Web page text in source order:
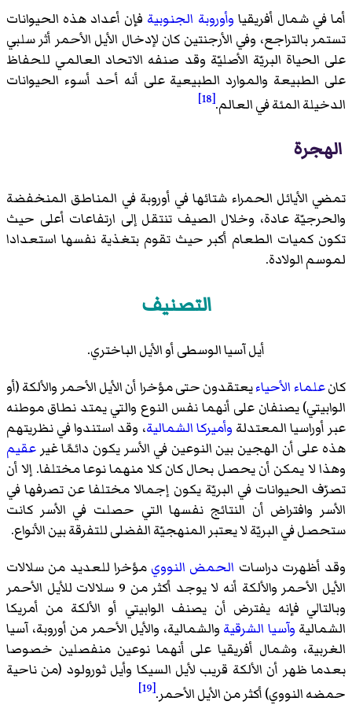
أما في شمال أفريقيا وأوروبة الجنوبية فإن أعداد هذه الحيوانات
تستمر بالتراجع، وفي الأرجنتين كان لإدخال الأيل الأحمر أثر سلبي
على الحياة البريّة الأصليّة وقد صنفه الاتحاد العالمي للحفاظ
على الطبيعة والموارد الطبيعية على أنه أحد أسوء الحيوانات
الدخيلة المئة في العالم.[18]
الهجرة
تمضي الأيائل الحمراء شتائها في أوروبة في المناطق المنخفضة
والحرجيّة عادة، وخلال الصيف تنتقل إلى ارتفاعات أعلى حيث
تكون كميات الطعام أكبر حيث تقوم بتغذية نفسها استعدادا
لموسم الولادة.
التصنيف
أيل آسيا الوسطى أو الأيل الباختري.
كانعلماء الأحياءيعتقدون حتى مؤخرا أن الأيل الأحمر والألكة (أو
الوابيتي) يصنفان على أنهما نفس النوع والتي يمتد نطاق موطنه
عبر أوراسيا المعتدلة وأميركا الشمالية، وقد استندوا في نظريتهم
هذه على أن الهجين بين النوعين في الأسر يكون دائمًا غير عقيم
وهذا لا يمكن أن يحصل بحال كان كلا منهما نوعا مختلفا. إلا أن
تصرّف الحيوانات في البريّة يكون إجمالا مختلفا عن تصرفها في
الأسر وافتراض أن النتائج نفسها التي حصلت في الأسر كانت
ستحصل في البريّة لا يعتبر المنهجيّة الفضلى للتفرقة بين الأنواع.
وقد أظهرت دراسات الحمض النووي مؤخرا للعديد من سلالات
الأيل الأحمر والألكة أنه لا يوجد أكثر من 9 سلالات للأيل الأحمر
وبالتالي فإنه يفترض أن يصنف الوابيتي أو الألكة من أمريكا
الشمالية وآسيا الشرقية والشمالية، والأيل الأحمر من أوروبة، آسيا
الغربية، وشمال أفريقيا على أنهما نوعين منفصلين خصوصا
بعدما ظهر أن الألكة قريب لأيل السيكا وأيل ثورولود (من ناحية
حمضه النووي) أكثر من الأيل الأحمر.[19]